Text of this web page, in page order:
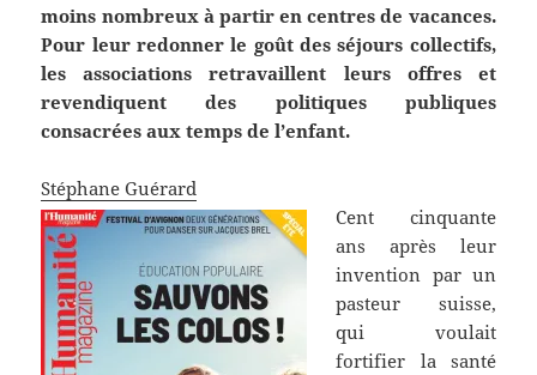
moins nombreux à partir en centres de vacances.
Pour leur redonner le goût des séjours collectifs,
les associations retravaillent leurs offres et
revendiquent des politiques publiques
consacrées aux temps de l’enfant.
Stéphane Guérard
Cent cinquante
ans après leur
invention par un
pasteur suisse,
qui voulait
fortifier la santé